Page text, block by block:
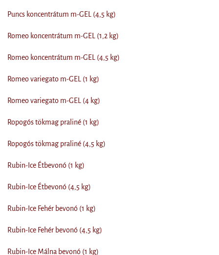
Puncs koncentrátum m-GEL (4,5 kg)
Romeo koncentrátum m-GEL (1,2 kg)
Romeo koncentrátum m-GEL (4,5 kg)
Romeo variegato m-GEL (1 kg)
Romeo variegato m-GEL (4 kg)
Ropogós tökmag praliné (1 kg)
Ropogós tökmag praliné (4,5 kg)
Rubin-Ice Étbevonó (1 kg)
Rubin-Ice Étbevonó (4,5 kg)
Rubin-Ice Fehér bevonó (1 kg)
Rubin-Ice Fehér bevonó (4,5 kg)
Rubin-Ice Málna bevonó (1 kg)